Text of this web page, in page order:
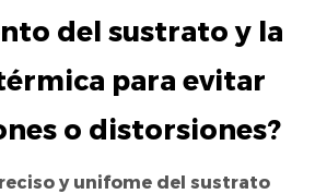
del sustrato y la
para evitar
o distorsiones?
y unifome del sustrato